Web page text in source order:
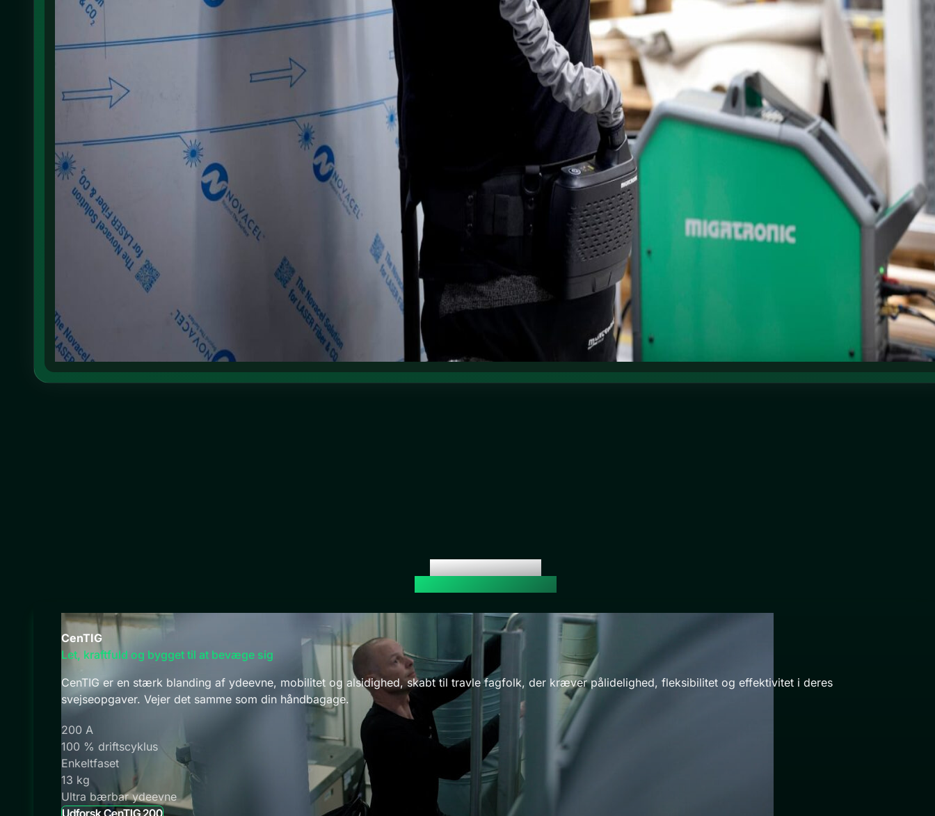
Der er en CenTIG til dig
CenTIG
Let, kraftfuld og bygget til at bevæge sig
CenTIG er en stærk blanding af ydeevne, mobilitet og alsidighed, skabt til travle fagfolk, der kræver pålidelighed, fleksibilitet og effektivitet i deres
svejseopgaver. Vejer det samme som din håndbagage.
200 A
100 % driftscyklus
Enkeltfaset
13 kg
Ultra bærbar ydeevne